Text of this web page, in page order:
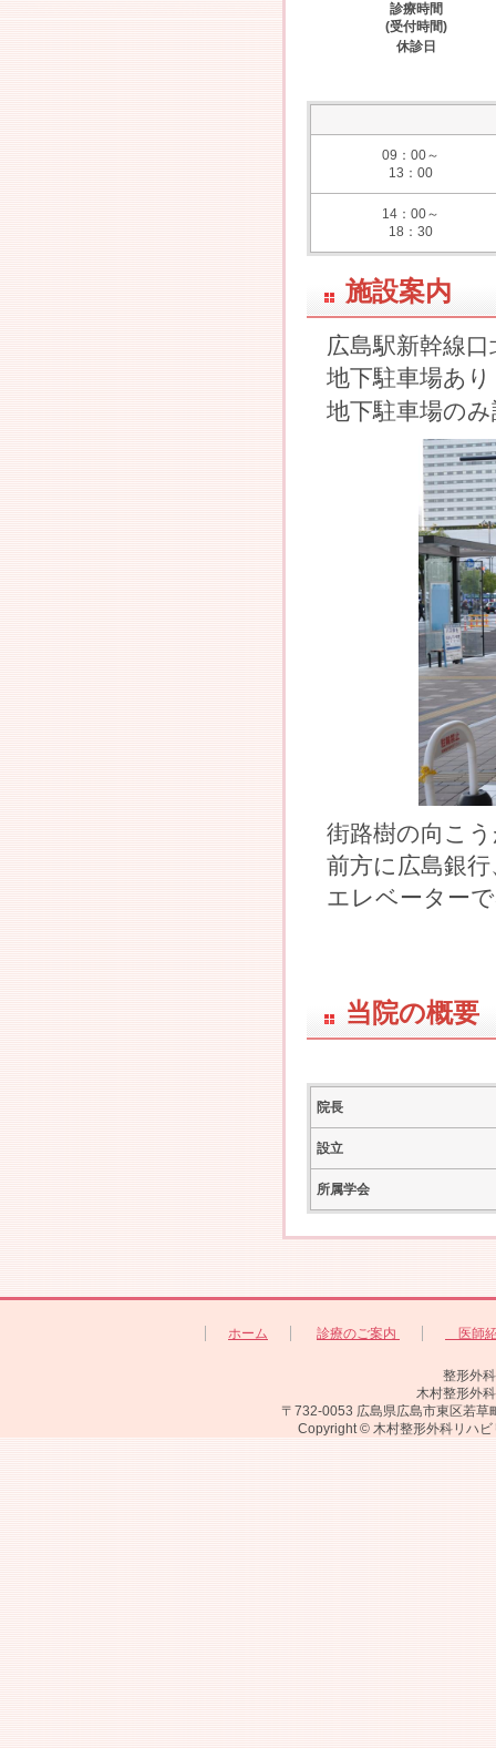
診療時間
(受付時間)
休診日
09：00～
13：00
14：00～
18：30
施設案内
広島駅新幹線
地下駐車場あ
地下駐車場の
街路樹の向こ
前方に広島銀
エレベーター
当院の概要
院長
設立
所属学会
ホーム 診療のご案内 医師
整形外
木村整形外
〒732-0053 広島県広島市東区若
Copyright © 木村整形外科リハ